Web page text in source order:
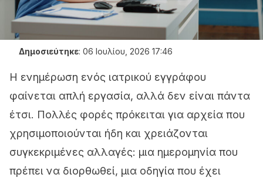
Δημοσιεύτηκε: 06 Ιουλίου, 2026 17:46
Η ενημέρωση ενός ιατρικού εγγράφου
φαίνεται απλή εργασία, αλλά δεν είναι πάντα
έτσι. Πολλές φορές πρόκειται για αρχεία που
χρησιμοποιούνται ήδη και χρειάζονται
συγκεκριμένες αλλαγές: μια ημερομηνία που
πρέπει να διορθωθεί, μια οδηγία που έχει